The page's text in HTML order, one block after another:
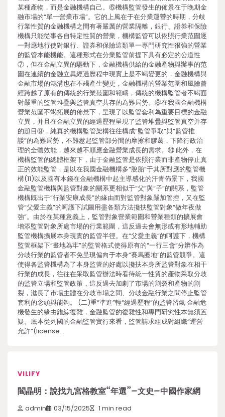
某種產物，而是金融機構自己。⑥機構監管發生的佈景在于晚期金
融市場的“單一營業市場”。它的上風在于在分業運營的時期，分歧
行業性質的金融機構之間有著嚴厲的營業隔離，銀行、證券和保險
機構只能從事各自特定性質的營業，機構監管可以依照行業范圍逐
一對應地行使對銀行、證券和保險這類單一專門研究性很強的營業
的監管本能機能。這種形式在分業監管前提下具有必定的公道性
⑦，但在金融立異的驅動下，金融機構供給的金融產物與辦事的范
圍在連續的金融立異經過歷程中現實上是不竭變更的，金融機構與
金融市場的鴻溝也在不竭產生變更，金融機構的營業范圍和風險曾
經跨越了原有的傳統的行業范圍和範疇，傳統的機構監管者不竭面
對嚴重的監管堆疊與監管真空共存的為難局勢。⑧在我國金融機構
營業范圍不竭拓展的佈景下，呈現了以監管套利為重要目標的金融
立異，并且在金融立異的經過歷程呈現了監管堆疊與監管真空并存
的題目⑨，純真的機構監管架構往往構成“監管爭取”與“監管推
諉”的為難局勢，不難惹起監管部分間的摩擦和膠葛，下降行政治
理的全體效能，越來越不順應金融營業成長的需求。⑩ 此外，在
機構監管的總體框架下，由于金融監管是依照行業而非產物停止真
正的效能監管，是以在我國金融機構多“脫胎”于其所對應的監管機
構(11)以及國有本錢在金融機構中起主導感化的汗青佈景下，我國
金融監管機構與監管對象的關系更相似于“父”與“子”的關系，監管
機構既出于“行業安康成長”的緣由而對監管對象嚴加管控，又在監
管“父愛主義”的呵護下試圖用盡各類方法攙扶監管對象“做年夜做
強”。由於在某種意義上，監管對象營業範圍和營業種類的擴展會
增添監管對象所處市場的行業範圍，這反過去會無形或有形地輔助
監管機構擴展本身現實的監管半徑。在“父愛主義”的呵護下，機構
監管框架下“畫地為牢”的監管格式使得原有的“一行三會”分辨作為
分歧行業的監管者不免呈現偏向于本身“賽馬圈地”的監管競爭。這
使得各監管機構為了本身監管的好處以攙扶本身所監管對象在相干
行業的成長，往往在采取監管辦法時看待統一性質的產物采取分歧
的監管立場和監管政策，這反過去加劇了市場的割裂和產物的割
裂，滋長了市場主體在分歧市場之間、分歧金融行業之間停止監管
套利的念頭與能夠。 (二)重“準進”輕“經過歷程”的監管習氣 金融危
機發生的緣由錯綜復雜，金融監管的復雜性和專門研究性本無須置
疑。底本從列國的金融監管實行來看，監管請求組成對組織“運營
允許”(license…
VILIFY
閻晶明：說找九宮格教室“年選”–文史–中國作家網
admin 03/15/2025 1 min read